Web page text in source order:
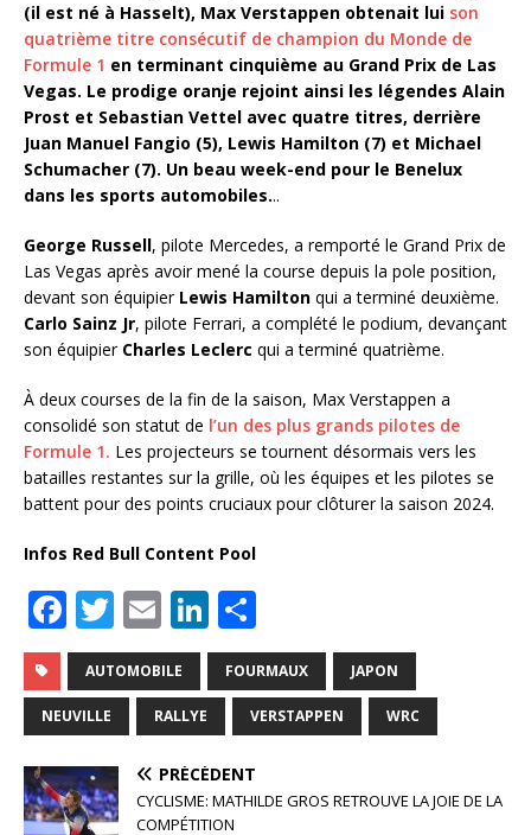
(il est né à Hasselt), Max Verstappen obtenait lui son
quatrième titre consécutif de champion du Monde de
Formule 1 en terminant cinquième au Grand Prix de Las
Vegas. Le prodige oranje rejoint ainsi les légendes Alain
Prost et Sebastian Vettel avec quatre titres, derrière
Juan Manuel Fangio (5), Lewis Hamilton (7) et Michael
Schumacher (7). Un beau week-end pour le Benelux
dans les sports automobiles...
George Russell, pilote Mercedes, a remporté le Grand Prix de
Las Vegas après avoir mené la course depuis la pole position,
devant son équipier Lewis Hamilton qui a terminé deuxième.
Carlo Sainz Jr, pilote Ferrari, a complété le podium, devançant
son équipier Charles Leclerc qui a terminé quatrième.
À deux courses de la fin de la saison, Max Verstappen a
consolidé son statut de l’un des plus grands pilotes de
Formule 1. Les projecteurs se tournent désormais vers les
batailles restantes sur la grille, où les équipes et les pilotes se
battent pour des points cruciaux pour clôturer la saison 2024.
Infos Red Bull Content Pool
F
a
c
e
b
o
T
w
it
te
r
E
m
ai
l
Li
n
k
e
dI
n
ar
ta
g
r
AUTOMOBILE FOURMAUX JAPON
NEUVILLE RALLYE VERSTAPPEN WRC
PRÉCÉDENT
CYCLISME: MATHILDE GROS RETROUVE LA JOIE DE LA
COMPÉTITION